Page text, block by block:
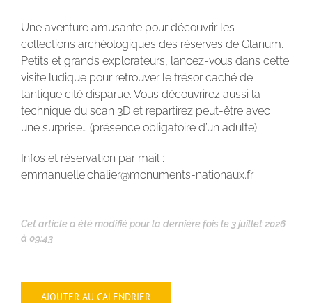
Une aventure amusante pour découvrir les
collections archéologiques des réserves de Glanum.
Petits et grands explorateurs, lancez-vous dans cette
visite ludique pour retrouver le trésor caché de
l’antique cité disparue. Vous découvrirez aussi la
technique du scan 3D et repartirez peut-être avec
une surprise… (présence obligatoire d’un adulte).
Infos et réservation par mail :
emmanuelle.chalier@monuments-nationaux.fr
Cet article a été modifié pour la dernière fois le 3 juillet 2026
à 09:43
AJOUTER AU CALENDRIER